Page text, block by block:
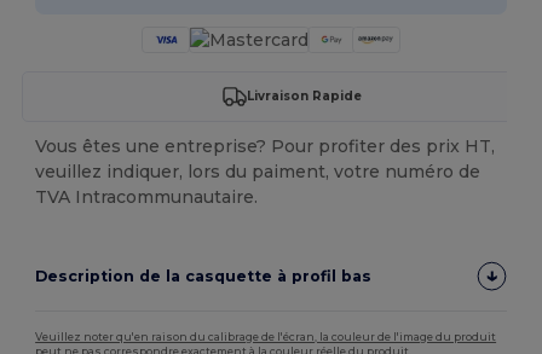
Livraison Rapide
Vous êtes une entreprise? Pour profiter des prix HT,
veuillez indiquer, lors du paiment, votre numéro de
TVA Intracommunautaire.
Description de la casquette à profil bas
Veuillez noter qu'en raison du calibrage de l'écran, la couleur de l'image du produit
peut ne pas correspondre exactement à la couleur réelle du produit.